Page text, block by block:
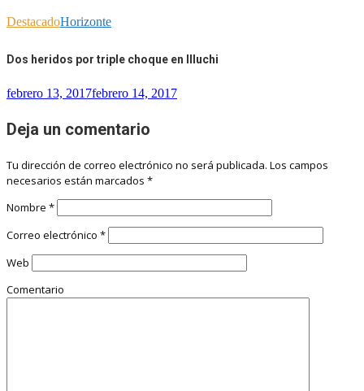
DestacadoHorizonte
Dos heridos por triple choque en Illuchi
febrero 13, 2017febrero 14, 2017
Deja un comentario
Tu dirección de correo electrónico no será publicada. Los campos
necesarios están marcados *
Nombre *
Correo electrónico *
Web
Comentario